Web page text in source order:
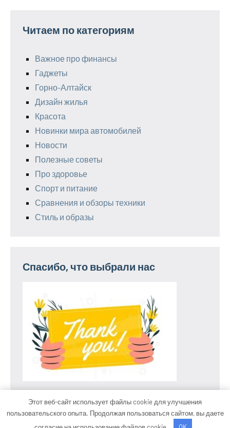
Читаем по категориям
Важное про финансы
Гаджеты
Горно-Алтайск
Дизайн жилья
Красота
Новинки мира автомобилей
Новости
Полезные советы
Про здоровье
Спорт и питание
Сравнения и обзоры техники
Стиль и образы
Спасибо, что выбрали нас
Тема WordPress: Occasio от ThemeZee.
Этот веб-сайт использует файлы cookie для улучшения
пользовательского опыта. Продолжая пользоваться сайтом, вы даете